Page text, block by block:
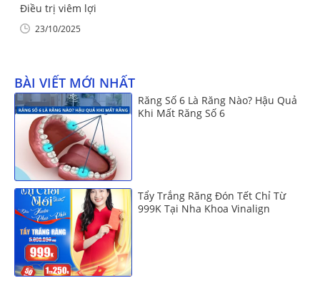
Điều trị viêm lợi
23/10/2025
BÀI VIẾT MỚI NHẤT
Răng Số 6 Là Răng Nào? Hậu Quả
Khi Mất Răng Số 6
Tẩy Trắng Răng Đón Tết Chỉ Từ
999K Tại Nha Khoa Vinalign